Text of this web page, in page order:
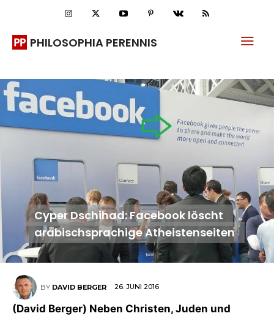
PHILOSOPHIA PERENNIS
Cyper Dschihad: Facebook löscht
arabischsprachige Atheistenseiten
BY DAVID BERGER 26. JUNI 2016
(David Berger) Neben Christen, Juden und